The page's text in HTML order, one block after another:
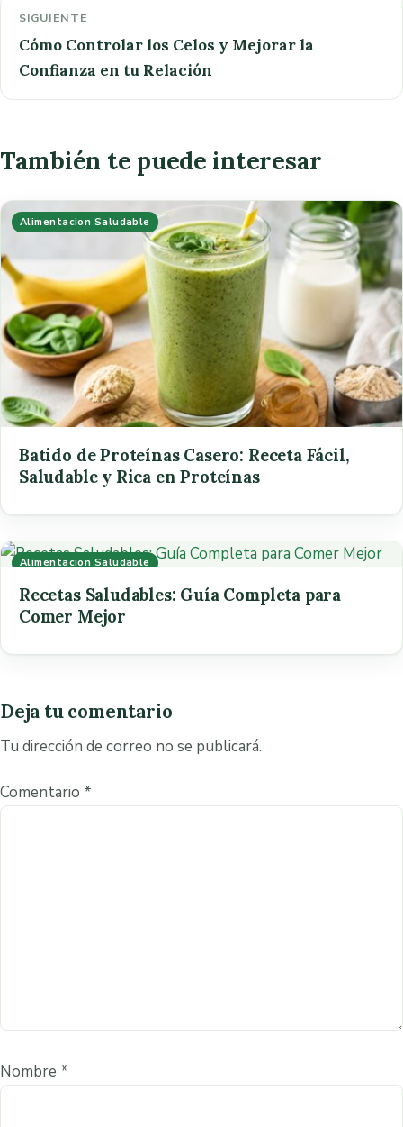
SIGUIENTE
Cómo Controlar los Celos y Mejorar la
Confianza en tu Relación
También te puede interesar
Alimentacion Saludable
Batido de Proteínas Casero: Receta Fácil,
Saludable y Rica en Proteínas
Alimentacion Saludable
Recetas Saludables: Guía Completa para
Comer Mejor
Deja tu comentario
Tu dirección de correo no se publicará.
Comentario *
Nombre *